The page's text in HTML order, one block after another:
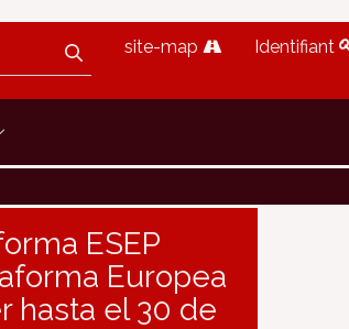
site-map Identifiant
ESEP
Europea
hasta el 30 de